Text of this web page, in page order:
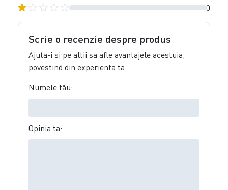
0
Scrie o recenzie despre produs
Ajuta-i si pe altii sa afle avantajele acestuia,
povestind din experienta ta.
Numele tău:
Opinia ta: